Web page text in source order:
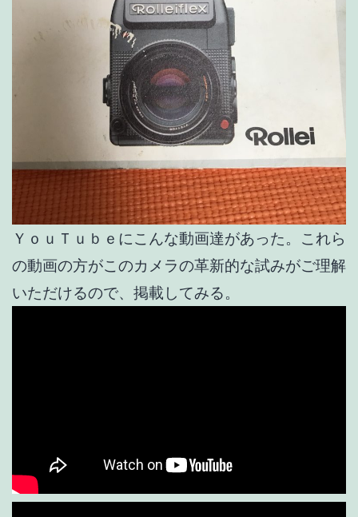
ＹｏｕＴｕｂｅにこんな動画達があった。これら
の動画の方がこのカメラの革新的な試みがご理解
いただけるので、掲載してみる。